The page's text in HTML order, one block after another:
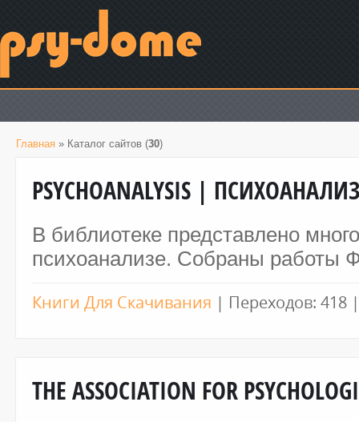
Главная » Каталог сайтов (30)
PSYCHOANALYSIS |
В библиотеке представлено
психоанализе. Собраны работы
Книги Для Скачивания | Переходов: 418
THE ASSOCIATION FOR